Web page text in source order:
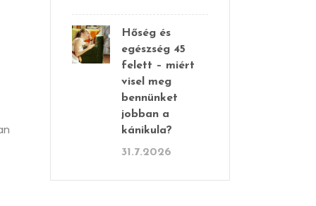
Hőség és
egészség 45
felett – miért
visel meg
bennünket
jobban a
kánikula?
31.7.2026